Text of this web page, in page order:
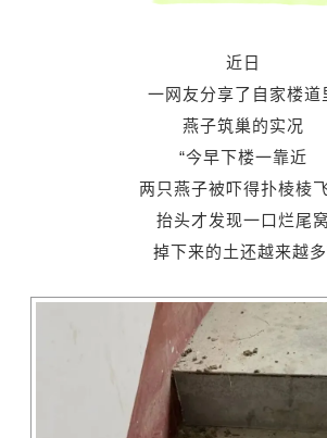
近日
一网友分享了自家楼道
燕子筑巢的实况
“今早下楼一靠近
两只燕子被吓得扑棱棱
抬头才发现一口烂尾窝
掉下来的土还越来越多